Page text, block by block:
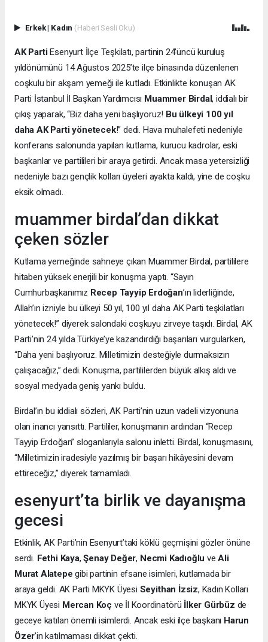
Erkek| Kadın (Haberi Sesli Oku)
AK PartiEsenyurt İlçe Teşkilatı, partinin 24’üncü kuruluş
yıldönümünü 14 Ağustos 2025’te ilçe binasında düzenlenen
coşkulu bir akşam yemeği ile kutladı. Etkinlikte konuşan AK
Parti İstanbul İl Başkan Yardımcısı Muammer Birdal, iddialı bir
çıkış yaparak, “Biz daha yeni başlıyoruz! Bu ülkeyi 100 yıl
daha AK Parti yönetecek!” dedi. Hava muhalefeti nedeniyle
konferans salonunda yapılan kutlama, kurucu kadrolar, eski
başkanlar ve partilileri bir araya getirdi. Ancak masa yetersizliği
nedeniyle bazı gençlik kolları üyeleri ayakta kaldı, yine de coşku
eksik olmadı.
muammer birdal’dan dikkat
çeken sözler
Kutlama yemeğinde sahneye çıkan Muammer Birdal, partililere
hitaben yüksek enerjili bir konuşma yaptı. “Sayın
Cumhurbaşkanımız Recep Tayyip Erdoğan’ın liderliğinde,
Allah’ın izniyle bu ülkeyi 50 yıl, 100 yıl daha AK Parti teşkilatları
yönetecek!” diyerek salondaki coşkuyu zirveye taşıdı. Birdal, AK
Parti’nin 24 yılda Türkiye’ye kazandırdığı başarıları vurgularken,
“Daha yeni başlıyoruz. Milletimizin desteğiyle durmaksızın
çalışacağız,” dedi. Konuşma, partililerden büyük alkış aldı ve
sosyal medyada geniş yankı buldu.
Birdal’ın bu iddialı sözleri, AK Parti’nin uzun vadeli vizyonuna
olan inancı yansıttı. Partililer, konuşmanın ardından “Recep
Tayyip Erdoğan” sloganlarıyla salonu inletti. Birdal, konuşmasını,
“Milletimizin iradesiyle yazılmış bir başarı hikâyesini devam
ettireceğiz,” diyerek tamamladı.
esenyurt’ta birlik ve dayanışma
gecesi
Etkinlik, AK Parti’nin Esenyurt’taki köklü geçmişini gözler önüne
serdi. Fethi Kaya,Şenay Değer, Necmi Kadıoğlu veAli
Murat Alatepe gibi partinin efsane isimleri, kutlamada bir
araya geldi. AK Parti MKYK Üyesi Seyithan İzsiz, Kadın Kolları
MKYK Üyesi Mercan Koç ve İl Koordinatörü İlker Gürbüz de
geceye katılan önemli isimlerdi. Ancak eski ilçe başkanı Harun
Özer’in katılmaması dikkat çekti.